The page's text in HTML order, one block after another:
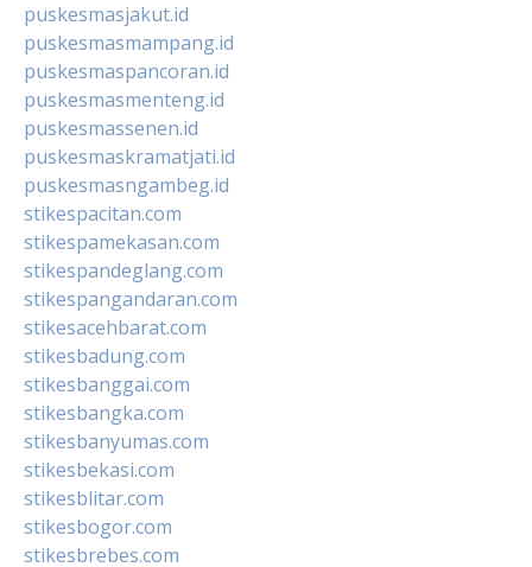
puskesmasjakut.id
puskesmasmampang.id
puskesmaspancoran.id
puskesmasmenteng.id
puskesmassenen.id
puskesmaskramatjati.id
puskesmasngambeg.id
stikespacitan.com
stikespamekasan.com
stikespandeglang.com
stikespangandaran.com
stikesacehbarat.com
stikesbadung.com
stikesbanggai.com
stikesbangka.com
stikesbanyumas.com
stikesbekasi.com
stikesblitar.com
stikesbogor.com
stikesbrebes.com